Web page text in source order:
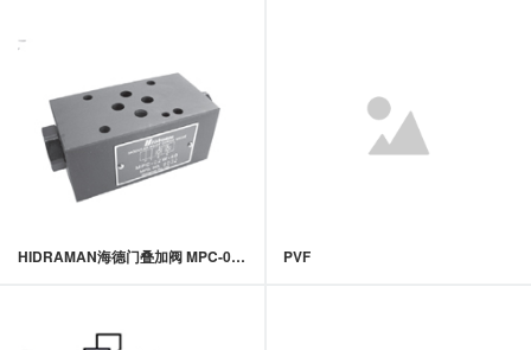
HIDRAMAN海德门叠加阀 MPC-02,03系列叠加式引导止逆阀 PVF